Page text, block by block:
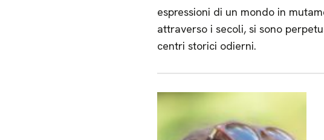
espressioni di un mondo in
attraverso i secoli, si sono
centri storici odierni.